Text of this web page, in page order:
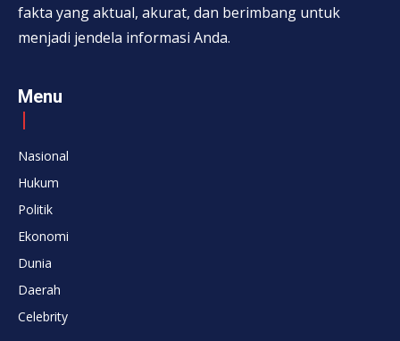
fakta yang aktual, akurat, dan berimbang untuk
menjadi jendela informasi Anda.
Menu
Nasional
Hukum
Politik
Ekonomi
Dunia
Daerah
Celebrity